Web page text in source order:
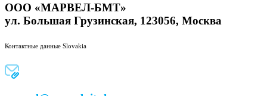
ООО «МАРВЕЛ-БМТ»
ул. Большая Грузинская, 123056, Москва
Контактные данные Slovakia